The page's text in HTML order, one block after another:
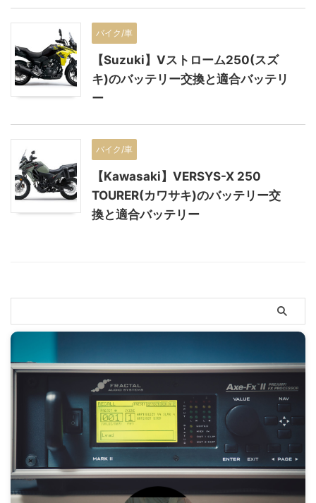
バイク/車
【Suzuki】Vストローム250(スズ
キ)のバッテリー交換と適合バッテリ
ー
バイク/車
【Kawasaki】VERSYS-X 250
TOURER(カワサキ)のバッテリー交
換と適合バッテリー